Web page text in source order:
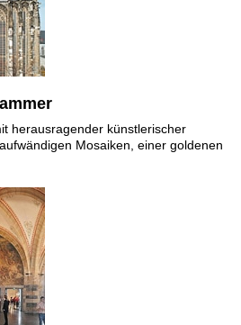
herausragender künstlerischer
Mosaiken, einer goldenen